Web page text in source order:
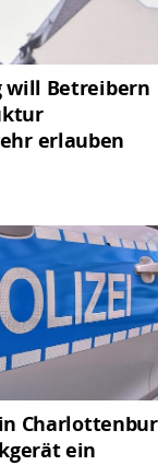
will Betreibern
erlauben
ein